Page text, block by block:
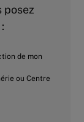
posez
de mon
ou Centre